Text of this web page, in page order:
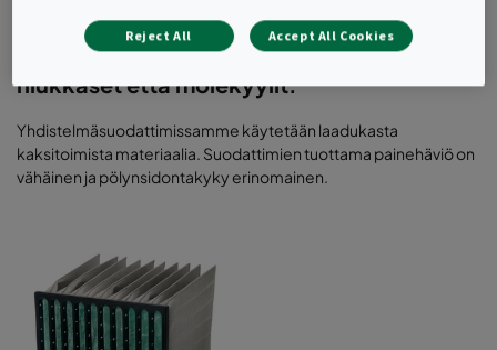
Yhdistelmäpussisuodattimet, joiden
kaksitoiminen materiaali suodattaa sekä
hiukkaset että molekyylit.
Yhdistelmäsuodattimissamme käytetään laadukasta
kaksitoimista materiaalia. Suodattimien tuottama painehäviö on
vähäinen ja pölynsidontakyky erinomainen.
Reject All Accept All Cookies